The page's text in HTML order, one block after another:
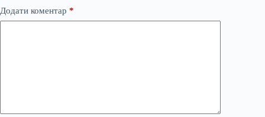
Додати коментар *